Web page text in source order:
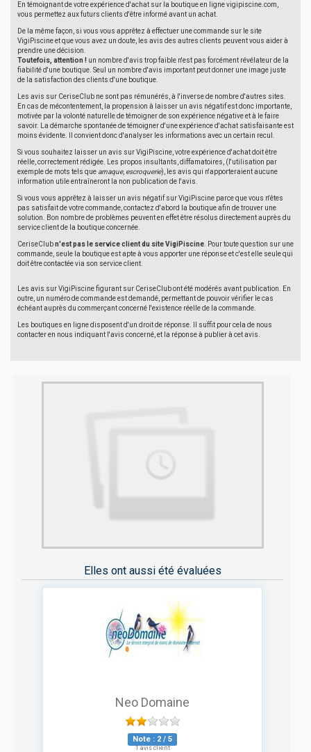
En témoignant de votre expérience d'achat sur la boutique en ligne vigipiscine.com,
vous permettez aux futurs clients d'être informé avant un achat.
De la même façon, si vous vous apprêtez à effectuer une commande sur le site
VigiPiscine et que vous avez un doute, les avis des autres clients peuvent vous aider à
prendre une décision.
Toutefois, attention ! un nombre d'avis trop faible n'est pas forcément révélateur de la
fiabilité d'une boutique. Seul un nombre d'avis important peut donner une image juste
de la satisfaction des clients d'une boutique.
Les avis sur CeriseClub ne sont pas rémunérés, à l'inverse de nombre d'autres sites.
En cas de mécontentement, la propension à laisser un avis négatif est donc importante,
motivée par la volonté naturelle de témoigner de son expérience négative et à le faire
savoir. La démarche spontanée de témoigner d'une expérience d'achat satisfaisante est
moins évidente. Il convient donc d'analyser les informations avec un certain recul.
Si vous souhaitez laisser un avis sur VigiPiscine, votre expérience d'achat doit être
réelle, correctement rédigée. Les propos insultants, diffamatoires, (l'utilisation par
exemple de mots tels que arnaque, escroquerie), les avis qui n'apporteraient aucune
information utile entraîneront la non publication de l'avis.
Si vous vous apprêtez à laisser un avis négatif sur VigiPiscine parce que vous n'êtes
pas satisfait de votre commande, contactez d'abord la boutique afin de trouver une
solution. Bon nombre de problèmes peuvent en effet être résolus directement auprès du
service client de la boutique concernée.
CeriseClubn'est pas le service client du site VigiPiscine . Pour toute question sur une
commande, seule la boutique est apte à vous apporter une réponse et c'est elle seule qui
doit être contactée via son service client.
Les avis sur VigiPiscine figurant sur CeriseClub ont été modérés avant publication. En
outre, un numéro de commande est demandé, permettant de pouvoir vérifier le cas
échéant auprès du commerçant concerné l'existence réelle de la commande.
Les boutiques en ligne disposent d'un droit de réponse. Il suffit pour cela de nous
contacter en nous indiquant l'avis concerné, et la réponse à publier à cet avis.
Elles ont aussi été évaluées
Neo Domaine
Note : 2 / 5
1 avis client